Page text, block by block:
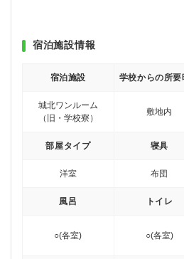
宿泊施設情報
宿泊施設
城北ワンルーム
（旧・学校寮）
学校からの所要
敷地内
部屋タイプ
洋室
寝具
布団
風呂
○(各室)
トイレ
○(各室)